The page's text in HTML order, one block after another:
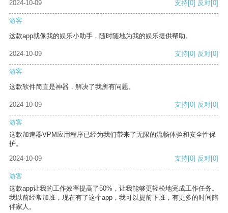
2024-10-09
支持[0] 反对[0]
游客
这款app就像我的娱乐小助手，随时随地为我的娱乐提供帮助。
2024-10-09 支持[0] 反对[0]
游客
这款软件简直是神器，解决了我所有问题。
2024-10-09 支持[0] 反对[0]
游客
这款加速器VPM应用程序已经为我们带来了无限的流畅体验和安全性保
护。
2024-10-09
支持[0] 反对[0]
游客
这款app让我的工作效率提高了50%，让我能够更轻松地完成工作任务。
我以前经常加班，现在有了这个app，我可以提前下班，有更多的时间陪
伴家人。